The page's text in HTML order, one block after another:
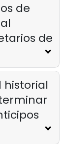
de
de
historial